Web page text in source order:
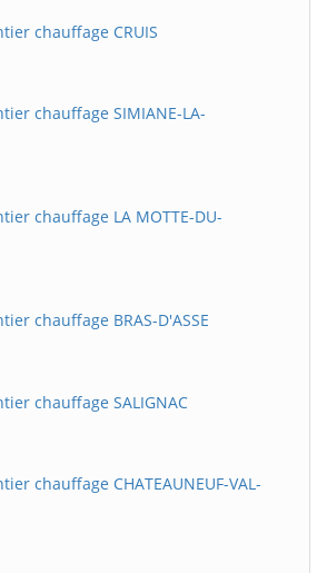
chauffage CRUIS
chauffage SIMIANE-LA-
chauffage LA MOTTE-DU-
chauffage BRAS-D'ASSE
chauffage SALIGNAC
chauffage CHATEAUNEUF-VAL-